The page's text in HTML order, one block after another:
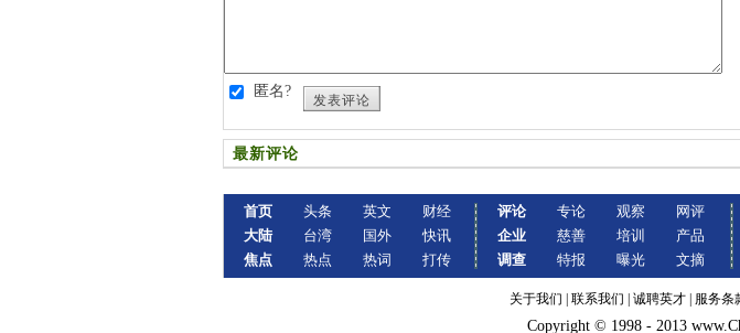
匿名?
发表评论
最新评论
首页
大陆
焦点
头条
台湾
热点
英文
国外
热词
财经
快讯
打传
评论
企业
调查
专论
慈善
特报
观察
培训
曝光
网评
产品
文摘
关于我们 联系我们 诚聘英才 服务条
Copyright © 1998 - 2013